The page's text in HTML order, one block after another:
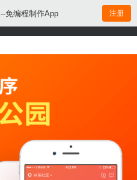
--免编程制作App 注册